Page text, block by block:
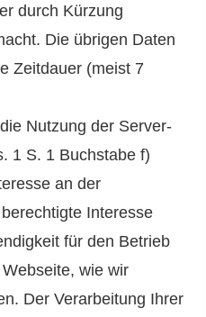
durch Kürzung
Die übrigen Daten
Zeitdauer (meist 7
Nutzung der Server-
1 S. 1 Buchstabe f)
an der
Interesse
für den Betrieb
wie wir
Der Verarbeitung Ihrer